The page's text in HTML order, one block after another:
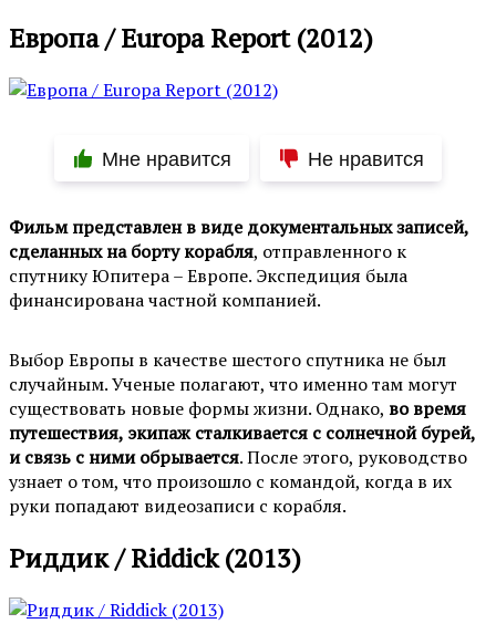
Европа / Europa Report (2012)
Мне нравится Не нравится
Фильм представлен в виде документальных записей,
сделанных на борту корабля, отправленного к
спутнику Юпитера – Европе. Экспедиция была
финансирована частной компанией.
Выбор Европы в качестве шестого спутника не был
случайным. Ученые полагают, что именно там могут
существовать новые формы жизни. Однако, во время
путешествия, экипаж сталкивается с солнечной бурей,
и связь с ними обрывается. После этого, руководство
узнает о том, что произошло с командой, когда в их
руки попадают видеозаписи с корабля.
Риддик / Riddick (2013)